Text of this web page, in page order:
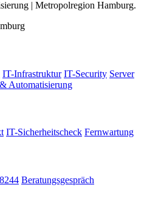
| Metropolregion Hamburg.
IT-Infrastruktur IT-Security Server
Automatisierung
IT-Sicherheitscheck Fernwartung
Beratungsgespräch